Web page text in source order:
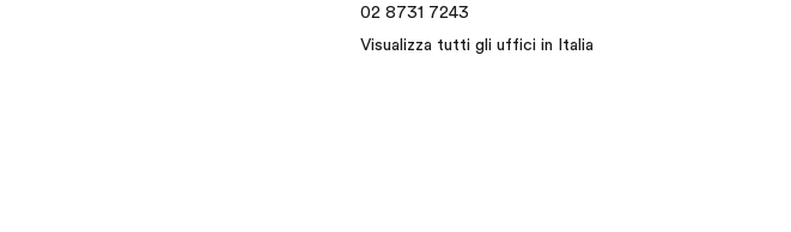
02 8731 7243
Visualizza tutti gli uffici in Italia